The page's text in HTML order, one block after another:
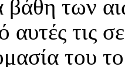
βάθη των
αυτές τις
του